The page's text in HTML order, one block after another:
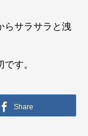
らサラサラと洩
す。
Share